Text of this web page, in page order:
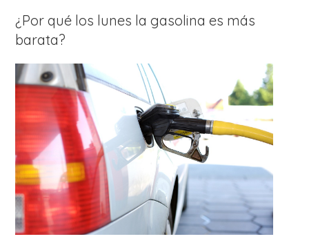
¿Por qué los lunes la gasolina es más
barata?